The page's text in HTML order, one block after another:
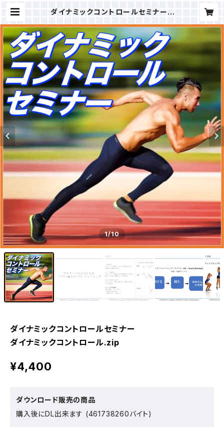
ダイナミックコントロールセミナー |
1/10
ダイナミックコントロールセミナー
ダイナミックコントロール.zip
¥4,400
ダウンロード販売の商品
購入後にDL出来ます (461738260バイト)